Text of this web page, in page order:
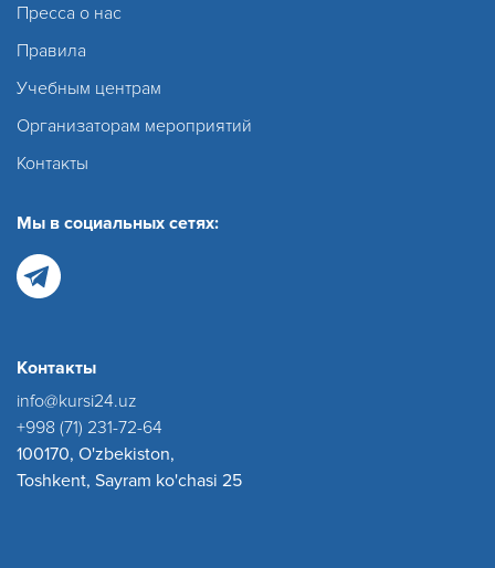
Пресса о нас
Правила
Учебным центрам
Организаторам мероприятий
Контакты
Мы в социальных сетях:
Контакты
info@kursi24.uz
+998 (71) 231-72-64
100170, O'zbekiston,
Toshkent, Sayram ko'chasi 25